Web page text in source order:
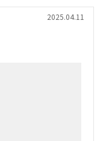
業。ただ、現場での
2025.04.11